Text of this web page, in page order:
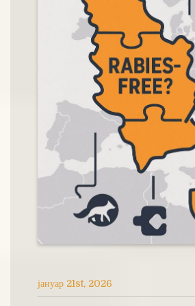
јануар 21st, 2026